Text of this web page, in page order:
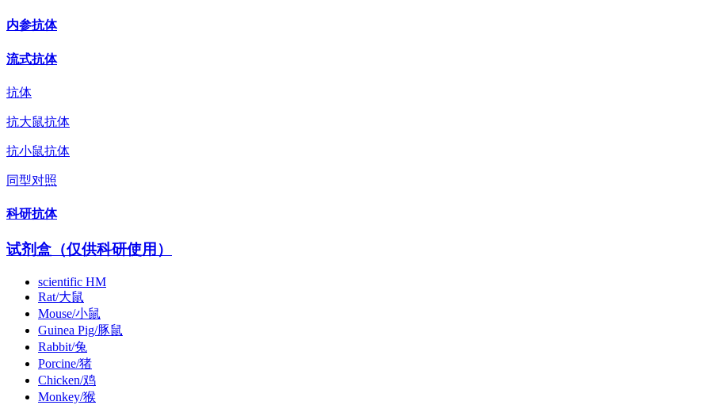
内参抗体
流式抗体
抗体
抗大鼠抗体
抗小鼠抗体
同型对照
科研抗体
试剂盒（仅供科研使用）
scientific HM
Rat/大鼠
Mouse/小鼠
Guinea Pig/豚鼠
Rabbit/兔
Porcine/猪
Chicken/鸡
Monkey/猴